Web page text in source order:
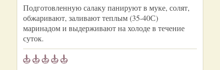
Подготовленную салаку панируют в муке, солят,
обжаривают, заливают теплым (35-40С)
маринадом и выдерживают на холоде в течение
суток.